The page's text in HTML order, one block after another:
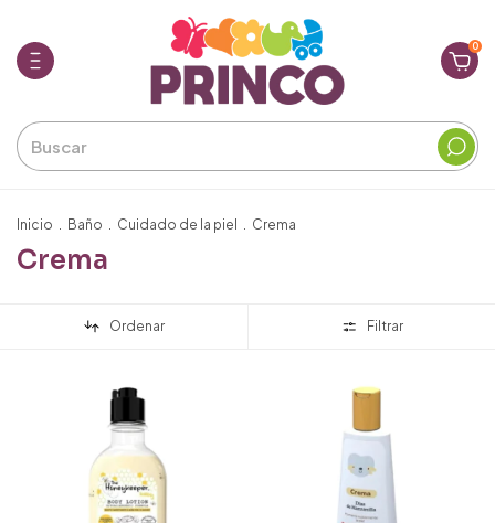
0
Inicio . Baño . Cuidado de la piel . Crema
Crema
Ordenar Filtrar